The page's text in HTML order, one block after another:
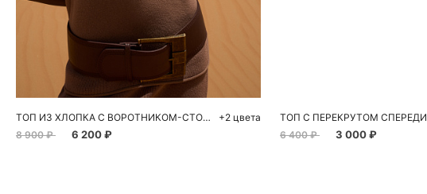
Добавить в корзину
L
ТОП ИЗ ХЛОПКА С ВОРОТНИКОМ-СТОЙКОЙ
8 900 ₽
6 200 ₽
+2 цвета
ТОП С ПЕРЕКРУТОМ СПЕРЕДИ
6 400 ₽
3 000 ₽